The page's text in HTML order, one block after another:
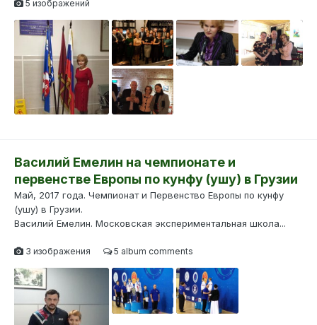
5 изображений
Василий Емелин на чемпионате и
первенстве Европы по кунфу (ушу) в Грузии
Май, 2017 года. Чемпионат и Первенство Европы по кунфу
(ушу) в Грузии.
Василий Емелин. Московская экспериментальная школа...
3 изображения 5 album comments